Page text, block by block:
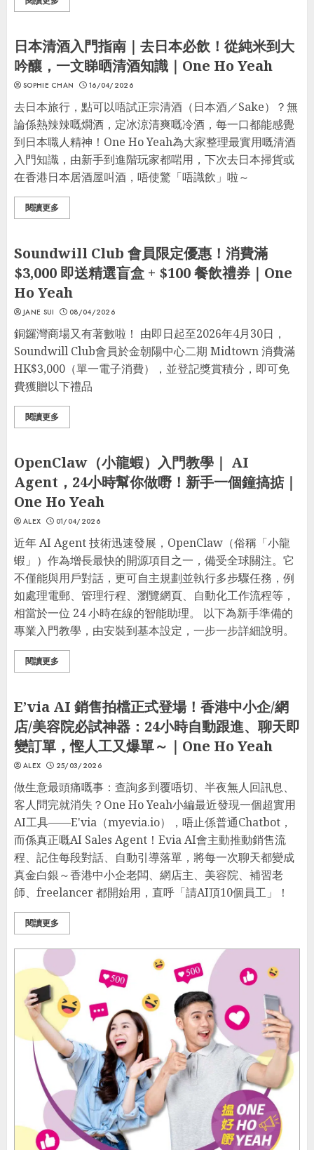
日本旅行
日本清酒入門指南｜去日本必飲！從純米到大
吟釀，一文睇晒清酒知識｜One Ho Yeah
SOPHIE CHAN 16/04/2026
去日本旅行，點可以唔試正宗清酒（日本酒／Sake）？無
論係熱辣辣嘅燗酒，定冰涼清爽嘅冷酒，每一口都能感覺
到日本職人精神！One Ho Yeah為大家整理最實用嘅清酒
入門知識，由新手到進階玩家都啱用，下次去日本掃貨或
在香港日本居酒屋叫酒，唔使驚「唔識飲」啦～
閱讀更多
最著數優惠
Soundwill Club 會員限定優惠！消費滿
$3,000 即送精選盲盒 + $100 餐飲禮券｜One
Ho Yeah
JANE SUI 08/04/2026
銅鑼灣商場又有著數啦！ 由即日起至2026年4月30日，
Soundwill Club會員於金朝陽中心二期 Midtown 消費滿
HK$3,000（單一電子消費），並登記獎賞積分，即可免
費獲贈以下禮品
閱讀更多
生活Tips
OpenClaw（小龍蝦）入門教學｜ AI
Agent，24小時幫你做嘢！新手一個鐘搞掂｜
One Ho Yeah
ALEX 01/04/2026
近年 AI Agent 技術迅速發展，OpenClaw（俗稱「小龍
蝦」）作為增長最快的開源項目之一，備受全球關注。它
不僅能與用戶對話，更可自主規劃並執行多步驟任務，例
如處理電郵、管理行程、瀏覽網頁、自動化工作流程等，
相當於一位 24 小時在線的智能助理。 以下為新手準備的
專業入門教學，由安裝到基本設定，一步一步詳細說明。
閱讀更多
生活貼士
E’via AI 銷售拍檔正式登場！香港中小企/網
店/美容院必試神器：24小時自動跟進、聊天即
變訂單，慳人工又爆單～｜One Ho Yeah
ALEX 25/03/2026
做生意最頭痛嘅事：查詢多到覆唔切、半夜無人回訊息、
客人問完就消失？One Ho Yeah小編最近發現一個超實用
AI工具——E'via（myevia.io），唔止係普通Chatbot，
而係真正嘅AI Sales Agent！Evia AI會主動推動銷售流
程、記住每段對話、自動引導落單，將每一次聊天都變成
真金白銀～香港中小企老闆、網店主、美容院、補習老
師、freelancer 都開始用，直呼「請AI頂10個員工」！
閱讀更多